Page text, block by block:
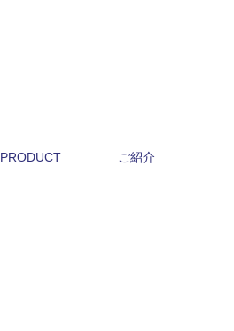
PRODUCT ご紹介